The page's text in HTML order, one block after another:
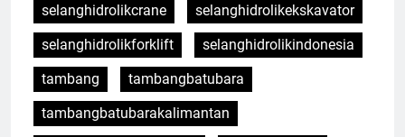
selanghidrolikcrane
selanghidrolikekskavator
selanghidrolikforklift
selanghidrolikindonesia
tambang
tambangbatubara
tambangbatubarakalimantan